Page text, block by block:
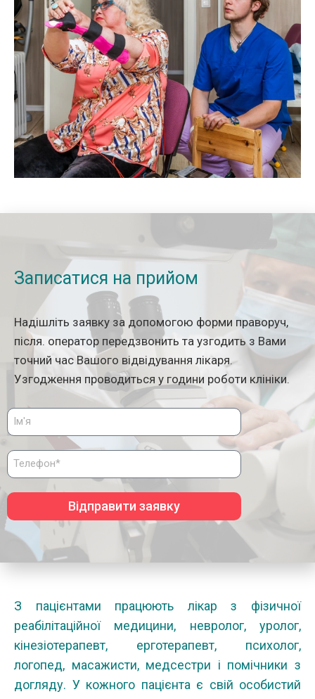
Записатися на прийом
Надішліть заявку за допомогою форми праворуч,
після. оператор передзвонить та узгодить з Вами
точний час Вашого відвідування лікаря.
Узгодження проводиться у години роботи клініки.
Відправити заявку
З пацієнтами працюють лікар з фізичної
реабілітаційної медицини, невролог, уролог,
кінезіотерапевт, ерготерапевт, психолог,
логопед, масажисти, медсестри і помічники з
догляду. У кожного пацієнта є свій особистий